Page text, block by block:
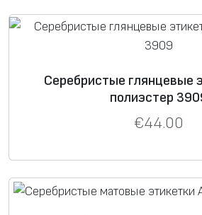
Серебристые глянцевые
полиэстер
€44.00